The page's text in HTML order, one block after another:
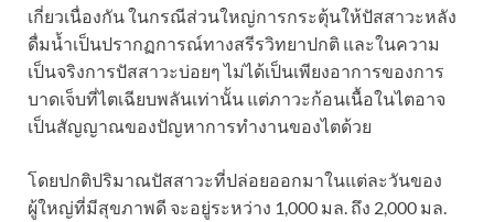
เกี่ยวเนื่องกัน ในกรณีส่วนใหญ่การกระตุ้นให้ปัสสาวะหลัง
ดื่มน้ำเป็นปรากฏการณ์ทางสรีรวิทยาปกติ และในความ
เป็นจริงการปัสสาวะบ่อยๆ ไม่ได้เป็นเพียงอาการของการ
บาดเจ็บที่ไตเฉียบพลันเท่านั้น แต่ภาวะก้อนเนื้อในไตอาจ
เป็นสัญญาณของปัญหาการทำงานของไตด้วย
โดยปกติปริมาณปัสสาวะที่ปล่อยออกมาในแต่ละวันของ
ผู้ใหญ่ที่มีสุขภาพดี จะอยู่ระหว่าง 1,000 มล. ถึง 2,000 มล.